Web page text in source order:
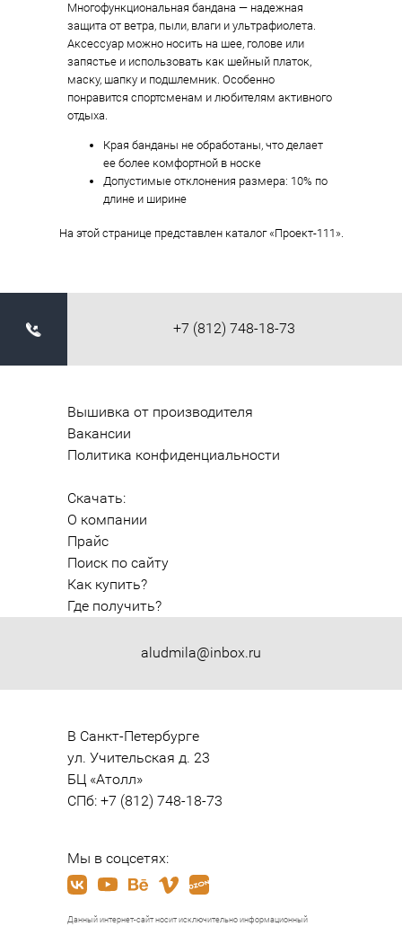
Многофункциональная бандана — надежная
защита от ветра, пыли, влаги и ультрафиолета.
Аксессуар можно носить на шее, голове или
запястье и использовать как шейный платок,
маску, шапку и подшлемник. Особенно
понравится спортсменам и любителям активного
отдыха.
Края банданы не обработаны, что делает
ее более комфортной в носке
Допустимые отклонения размера: 10% по
длине и ширине
На этой странице представлен каталог «Проект-111».
+7 (812) 748-18-73
aludmila@inbox.ru
Вышивка от производителя
Вакансии
Политика конфиденциальности
Скачать:
О компании
Прайс
Поиск по сайту
Как купить?
Где получить?
В Санкт-Петербурге
ул. Учительская д. 23
БЦ «Атолл»
СПб: +7 (812) 748-18-73
Мы в соцсетях:
Данный интернет-сайт носит исключительно информационный